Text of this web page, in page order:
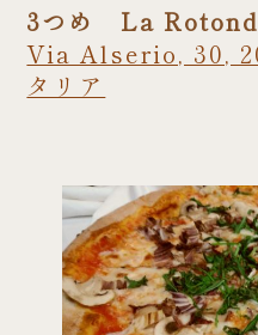
3つめ La
Via Alserio, 30,
タリア